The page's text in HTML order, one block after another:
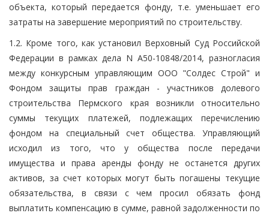
объекта, который передается фонду, т.е. уменьшает его
затраты на завершение мероприятий по строительству.
1.2. Кроме того, как установил Верховный Суд Российской
Федерации в рамках дела N А50-10848/2014, разногласия
между конкурсным управляющим ООО "Солдес Строй" и
Фондом защиты прав граждан - участников долевого
строительства Пермского края возникли относительно
суммы текущих платежей, подлежащих перечислению
фондом на специальный счет общества. Управляющий
исходил из того, что у общества после передачи
имущества и права аренды фонду не останется других
активов, за счет которых могут быть погашены текущие
обязательства, в связи с чем просил обязать фонд
выплатить компенсацию в сумме, равной задолженности по